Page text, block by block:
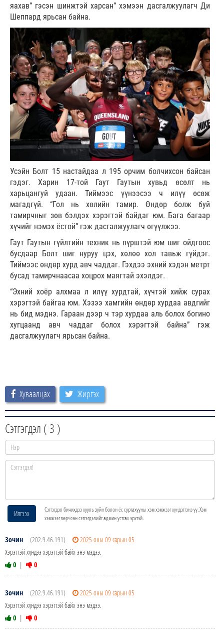
яахав” гэсэн шинжтэй харсан” хэмээн дасгалжуулагч Ди
Шеппард ярьсан байна.
Усэйн Болт 15 настайдаа л 195 орчим болчихсон байсан
гэдэг. Харин 17-той Гаут Гаутын хувьд өсөлт нь
харьцангуй удаан. Тиймээс үүнээсээ ч илүү өсөж
магадгүй. “Гол нь хөлийн тамир. Өндөр болж буй
тамирчныг зөв бэлдэх хэрэгтэй байдаг юм. Бага багаар
хүчийг нэмэх ёстой” гэж дасгалжуулагч өгүүлжээ.
Гаут Гаутын гүйлтийн техник нь пүрштэй юм шиг ойдгоос
бусдаар Болт шиг нуруу цэх, хөлөө хол тавьж гүйдэг.
Тиймээс өндөр хурд авч чаддаг. Гэхдээ эхний хэдэн метрт
бусад тамирчнаасаа хоцрох маягтай эхэлдэг.
“Эхний хоёр алхмаа л илүү хурдтай, хүчтэй хийж сурах
хэрэгтэй байгаа юм. Хэзээ хамгийн өндөр хурдаа авдгийг
нь бид мэднэ. Гараан дээр ч тэр хурдаа аль болох богино
хугцаанд авч чаддаг болох хэрэгтэй байна” гэж
дасгалжуулагч ярьсан байна.
Хуваалцах Жиргэх
Сэтгэгдэл ( 3 )
Илгээх
Сэтгэгдэл бичихдээ хууль зүйн болон ёс суртахууны хэм хэмжээг хүндэтгэнэ үү. Хэм
хэмжээг зөрчсөн сэтгэгдэлийг админ устгах эрхтэй.
Зочин (202.9.46.191)
2025 оны 09 сарын 05
Хэрэгтэй хүндээ хэрэгтэй байх энэ мэдээ.
0 | 0
Зочин (202.9.46.191)
2025 оны 09 сарын 05
Хэрэгтэй хүндээ хэрэгтэй байх энэ мэдээ.
0 | 0